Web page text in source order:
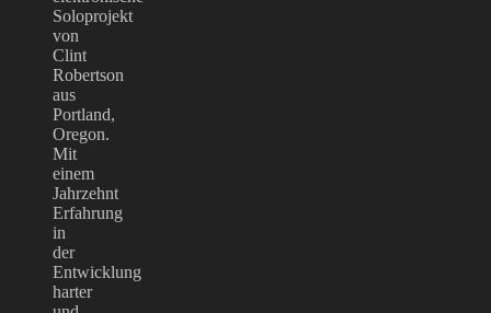
Soloprojekt
von
Clint
Robertson
aus
Portland,
Oregon.
Mit
einem
Jahrzehnt
Erfahrung
in
der
Entwicklung
harter